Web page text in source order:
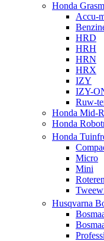
Honda
Accu-
HRD
HRH
HRN
HRX
IZY
IZY-
Ruw-
Honda Mid-
Honda
Honda
Micro
Mini
Husqvarna